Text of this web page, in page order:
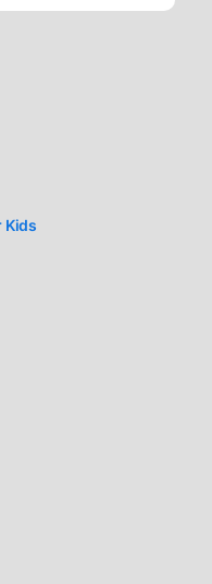
la última versión
también proporciona
ahorrar la tarea
trae el juego en sí.
de Toddler games
tarifa, y es 100%
descargar e instalar
¡Qué estás
de educational , su
de los juegos
games, solo
el juego y disfrutar
juegos
moddroid ha creado
Kids